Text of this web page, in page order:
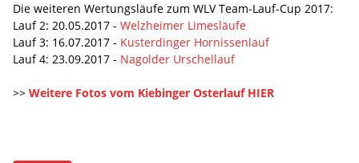
Die weiteren Wertungsläufe zum WLV Team-Lauf-Cup 2017:
Lauf 2: 20.05.2017 - Welzheimer Limesläufe
Lauf 3: 16.07.2017 - Kusterdinger Hornissenlauf
Lauf 4: 23.09.2017 - Nagolder Urschellauf
>> Weitere Fotos vom Kiebinger Osterlauf HIER